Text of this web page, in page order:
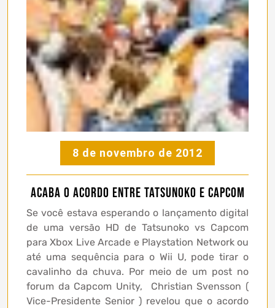
8 de novembro de 2012
Acaba o acordo entre Tatsunoko e Capcom
Se você estava esperando o lançamento digital
de uma versão HD de Tatsunoko vs Capcom
para Xbox Live Arcade e Playstation Network ou
até uma sequência para o Wii U, pode tirar o
cavalinho da chuva. Por meio de um post no
forum da Capcom Unity, Christian Svensson (
Vice-Presidente Senior ) revelou que o acordo